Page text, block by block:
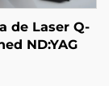
de Laser Q-
ND:YAG